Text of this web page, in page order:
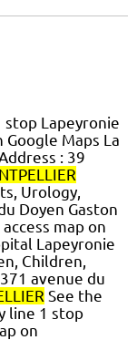
stop Lapeyronie
Maps La
: 39
Urology,
Doyen Gaston
map on
Lapeyronie
Children,
avenue du
See the
line 1 stop
on